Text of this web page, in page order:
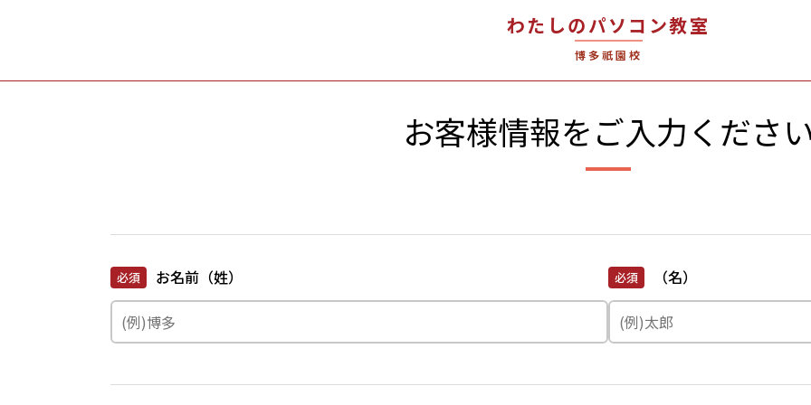
わたしのパソコン教室
博多祇園校
お客様情報をご入力くださ
お名前（姓）
必須 （名）
必須